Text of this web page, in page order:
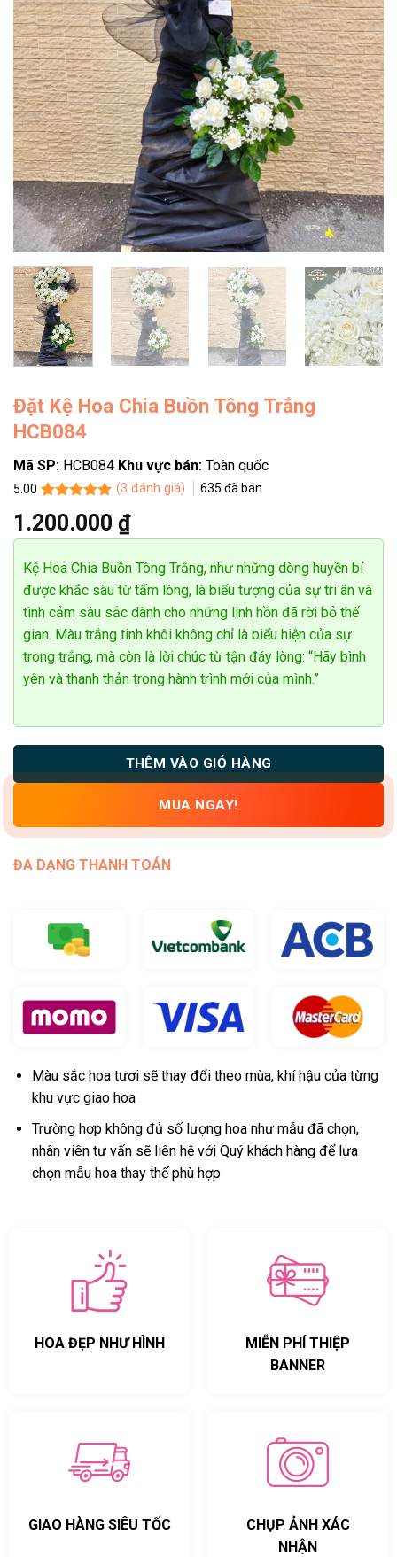
Đặt Kệ Hoa Chia Buồn Tông Trắng
HCB084
Mã SP: HCB084 Khu vực bán: Toàn quốc
5.00
5.00 trên 5
dựa trên
3
đánh giá
(3 đánh giá) 635 đã bán
1.200.000 ₫
Kệ Hoa Chia Buồn Tông Trắng, như những dòng huyền bí
được khắc sâu từ tấm lòng, là biểu tượng của sự tri ân và
tình cảm sâu sắc dành cho những linh hồn đã rời bỏ thế
gian. Màu trắng tinh khôi không chỉ là biểu hiện của sự
trong trắng, mà còn là lời chúc từ tận đáy lòng: “Hãy bình
yên và thanh thản trong hành trình mới của mình.”
THÊM VÀO GIỎ HÀNG
MUA NGAY!
ĐA DẠNG THANH TOÁN
Màu sắc hoa tươi sẽ thay đổi theo mùa, khí hậu của từng
khu vực giao hoa
Trường hợp không đủ số lượng hoa như mẫu đã chọn,
nhân viên tư vấn sẽ liên hệ với Quý khách hàng để lựa
chọn mẫu hoa thay thế phù hợp
HOA ĐẸP NHƯ HÌNH
MIỄN PHÍ THIỆP
BANNER
GIAO HÀNG SIÊU TỐC
CHỤP ẢNH XÁC
NHẬN